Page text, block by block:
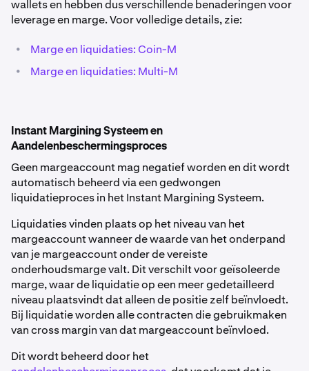
wallets en hebben dus verschillende benaderingen voor
leverage en marge. Voor volledige details, zie:
• Marge en liquidaties: Coin-M
• Marge en liquidaties: Multi-M
Instant Margining Systeem en
Aandelenbeschermingsproces
Geen margeaccount mag negatief worden en dit wordt
automatisch beheerd via een gedwongen
liquidatieproces in het Instant Margining Systeem.
Liquidaties vinden plaats op het niveau van het
margeaccount wanneer de waarde van het onderpand
van je margeaccount onder de vereiste
onderhoudsmarge valt. Dit verschilt voor geïsoleerde
marge, waar de liquidatie op een meer gedetailleerd
niveau plaatsvindt dat alleen de positie zelf beïnvloedt.
Bij liquidatie worden alle contracten die gebruikmaken
van cross margin van dat margeaccount beïnvloed.
Dit wordt beheerd door het